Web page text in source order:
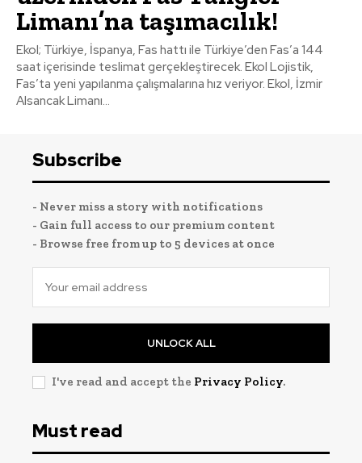
Limanı’na taşımacılık!
Ekol; Türkiye, İspanya, Fas hattı ile Türkiye’den Fas’a 144
saat içerisinde teslimat gerçekleştirecek. Ekol Lojistik,
Fas’ta yeni yapılanma çalışmalarına hız veriyor. Ekol, İzmir
Alsancak Limanı...
Subscribe
- Never miss a story with notifications
- Gain full access to our premium content
- Browse free from up to 5 devices at once
UNLOCK ALL
I've read and accept the Privacy Policy.
Must read